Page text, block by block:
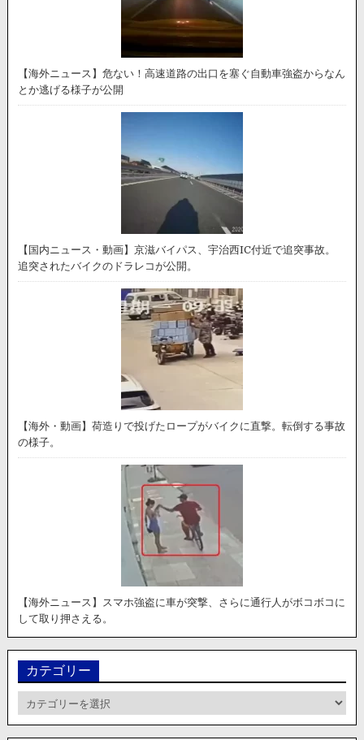
【海外ニュース】危ない！高速道路の出口を塞ぐ自動車強盗からなん
とか逃げる様子が公開
【国内ニュース・動画】京滋バイパス、宇治西IC付近で追突事故。
追突されたバイクのドラレコが公開。
【海外・動画】荷造りで投げたロープがバイクに直撃。転倒する事故
の様子。
【海外ニュース】スマホ強盗に車が突撃、さらに通行人がボコボコに
して取り押さえる。
カテゴリー
テ